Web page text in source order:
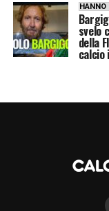
HANNO
svelo
della
calcio